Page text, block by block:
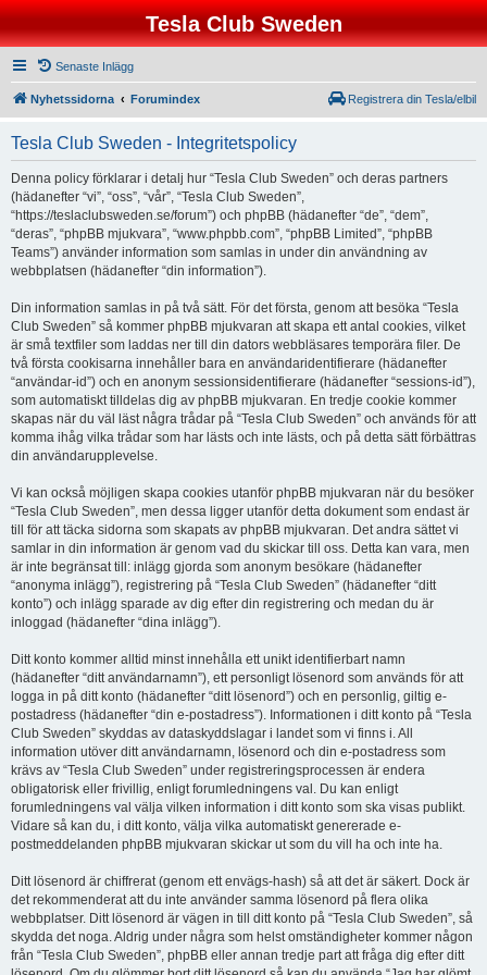
Tesla Club Sweden
Senaste Inlägg
Nyhetssidorna Forumindex Registrera din Tesla/elbil
Tesla Club Sweden - Integritetspolicy
Denna policy förklarar i detalj hur “Tesla Club Sweden” och deras partners
(hädanefter “vi”, “oss”, “vår”, “Tesla Club Sweden”,
“https://teslaclubsweden.se/forum”) och phpBB (hädanefter “de”, “dem”,
“deras”, “phpBB mjukvara”, “www.phpbb.com”, “phpBB Limited”, “phpBB
Teams”) använder information som samlas in under din användning av
webbplatsen (hädanefter “din information”).
Din information samlas in på två sätt. För det första, genom att besöka “Tesla
Club Sweden” så kommer phpBB mjukvaran att skapa ett antal cookies, vilket
är små textfiler som laddas ner till din dators webbläsares temporära filer. De
två första cookisarna innehåller bara en användaridentifierare (hädanefter
“användar-id”) och en anonym sessionsidentifierare (hädanefter “sessions-id”),
som automatiskt tilldelas dig av phpBB mjukvaran. En tredje cookie kommer
skapas när du väl läst några trådar på “Tesla Club Sweden” och används för att
komma ihåg vilka trådar som har lästs och inte lästs, och på detta sätt förbättras
din användarupplevelse.
Vi kan också möjligen skapa cookies utanför phpBB mjukvaran när du besöker
“Tesla Club Sweden”, men dessa ligger utanför detta dokument som endast är
till för att täcka sidorna som skapats av phpBB mjukvaran. Det andra sättet vi
samlar in din information är genom vad du skickar till oss. Detta kan vara, men
är inte begränsat till: inlägg gjorda som anonym besökare (hädanefter
“anonyma inlägg”), registrering på “Tesla Club Sweden” (hädanefter “ditt
konto”) och inlägg sparade av dig efter din registrering och medan du är
inloggad (hädanefter “dina inlägg”).
Ditt konto kommer alltid minst innehålla ett unikt identifierbart namn
(hädanefter “ditt användarnamn”), ett personligt lösenord som används för att
logga in på ditt konto (hädanefter “ditt lösenord”) och en personlig, giltig e-
postadress (hädanefter “din e-postadress”). Informationen i ditt konto på “Tesla
Club Sweden” skyddas av dataskyddslagar i landet som vi finns i. All
information utöver ditt användarnamn, lösenord och din e-postadress som
krävs av “Tesla Club Sweden” under registreringsprocessen är endera
obligatorisk eller frivillig, enligt forumledningens val. Du kan enligt
forumledningens val välja vilken information i ditt konto som ska visas publikt.
Vidare så kan du, i ditt konto, välja vilka automatiskt genererade e-
postmeddelanden phpBB mjukvaran skickar ut som du vill ha och inte ha.
Ditt lösenord är chiffrerat (genom ett envägs-hash) så att det är säkert. Dock är
det rekommenderat att du inte använder samma lösenord på flera olika
webbplatser. Ditt lösenord är vägen in till ditt konto på “Tesla Club Sweden”, så
skydda det noga. Aldrig under några som helst omständigheter kommer någon
från “Tesla Club Sweden”, phpBB eller annan tredje part att fråga dig efter ditt